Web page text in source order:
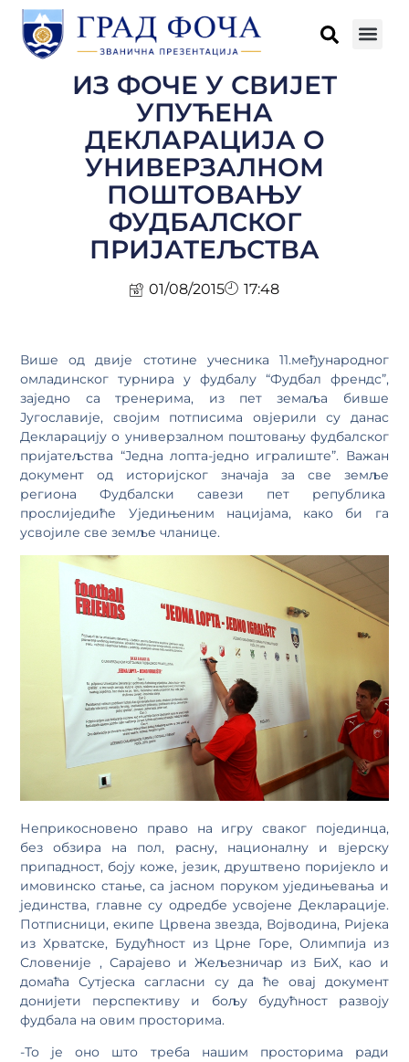
ИЗ ФОЧЕ У СВИЈЕТ
УПУЋЕНА
ДЕКЛАРАЦИЈА О
УНИВЕРЗАЛНОМ
ПОШТОВАЊУ
ФУДБАЛСКОГ
ПРИЈАТЕЉСТВА
01/08/2015 17:48
Више од двије стотине учесника 11.међународног
омладинског турнира у фудбалу “Фудбал френдс”,
заједно са тренерима, из пет земаља бивше
Југославије, својим потписима овјерили су данас
Декларацију о универзалном поштовању фудбалског
пријатељства “Једна лопта-једно игралиште”. Важан
документ од историјског значаја за све земље
региона Фудбалски савези пет република
прослиједиће Уједињеним нацијама, како би га
усвојиле све земље чланице.
Неприкосновено право на игру сваког појединца,
без обзира на пол, расну, националну и вјерску
припадност, боју коже, језик, друштвено поријекло и
имовинско стање, са јасном поруком уједињевања и
јединства, главне су одредбе усвојене Декларације.
Потписници, екипе Црвена звезда, Војводина, Ријека
из Хрватске, Будућност из Црне Горе, Олимпија из
Словеније , Сарајево и Жељезничар из БиХ, као и
домаћа Сутјеска сагласни су да ће овај документ
донијети перспективу и бољу будућност развоју
фудбала на овим просторима.
-То је оно што треба нашим просторима ради